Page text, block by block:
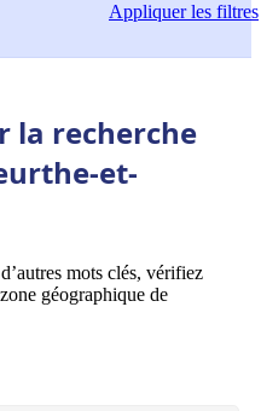
Appliquerles filtres
la recherche
et-
mots clés, vérifiez
géographique de